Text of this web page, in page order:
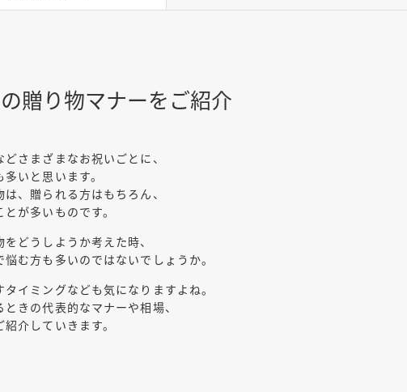
贈り物マナーをご紹介
さまざまなお祝いごとに、
いと思います。
、贈られる方はもちろん、
が多いものです。
どうしようか考えた時、
む方も多いのではないでしょうか。
イミングなども気になりますよね。
きの代表的なマナーや相場、
介していきます。